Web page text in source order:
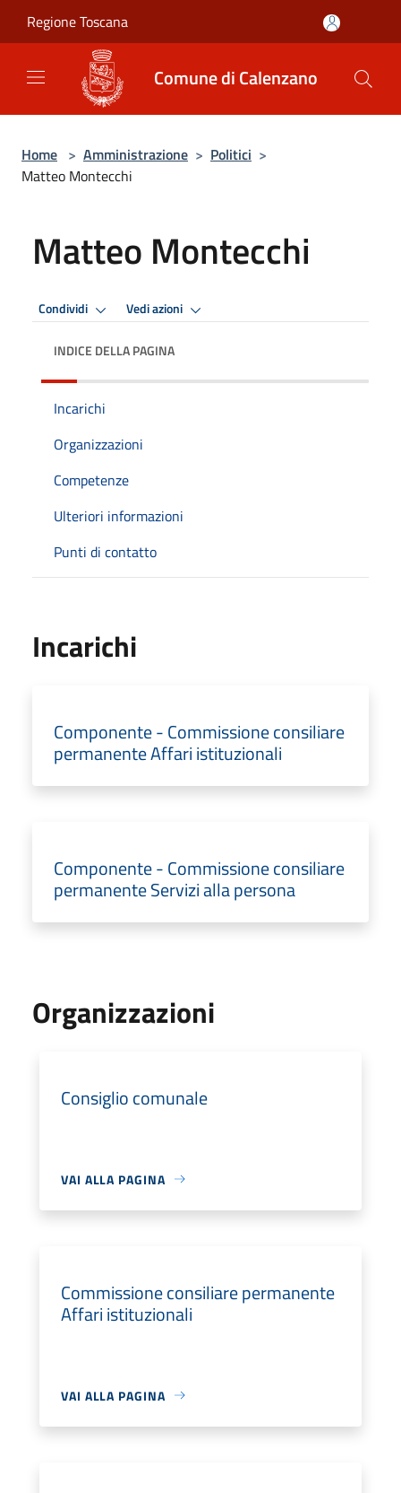
Regione Toscana
Comune di Calenzano
Home > Amministrazione > Politici >
Matteo Montecchi
Matteo Montecchi
Condividi Vedi azioni
INDICE DELLA PAGINA
Incarichi
Organizzazioni
Competenze
Ulteriori informazioni
Punti di contatto
Incarichi
Componente - Commissione consiliare
permanente Affari istituzionali
Componente - Commissione consiliare
permanente Servizi alla persona
Organizzazioni
Consiglio comunale
VAI ALLA PAGINA
Commissione consiliare permanente
Affari istituzionali
VAI ALLA PAGINA